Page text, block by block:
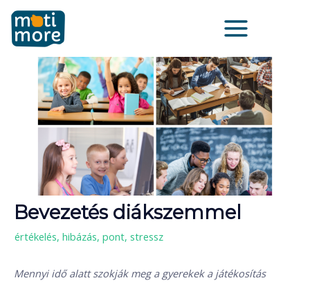
Skip
content
Menu
Bevezetés diákszemmel
értékelés, hibázás, pont, stressz
Mennyi idő alatt szokják meg a gyerekek a játékosítás